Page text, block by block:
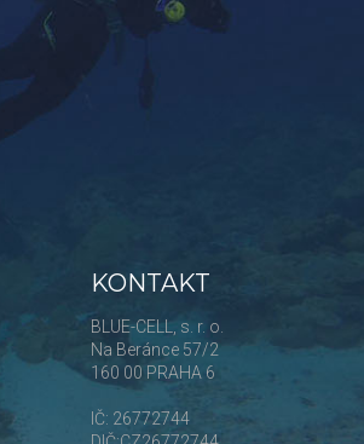
KONTAKT
BLUE-CELL, s. r. o.
Na Beránce 57/2
160 00 PRAHA 6
IČ: 26772744